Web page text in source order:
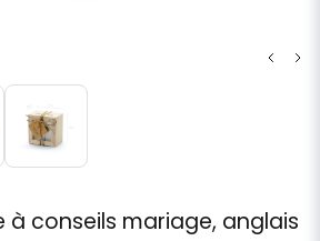
à conseils mariage, anglais